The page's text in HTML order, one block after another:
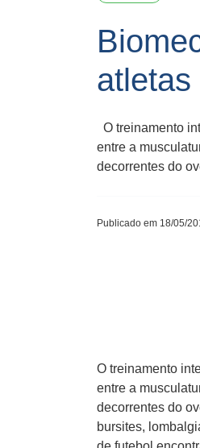
O treinamento
entre a
decorrentes do
Publicado em 18/05/
O treinamento
entre a
decorrentes do
bursites,